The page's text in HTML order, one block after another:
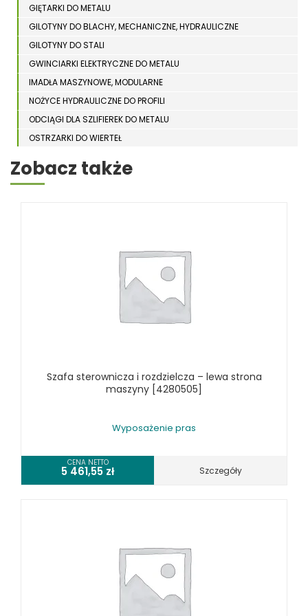
GIĘTARKI DO METALU
GILOTYNY DO BLACHY, MECHANICZNE, HYDRAULICZNE
GILOTYNY DO STALI
GWINCIARKI ELEKTRYCZNE DO METALU
IMADŁA MASZYNOWE, MODULARNE
NOŻYCE HYDRAULICZNE DO PROFILI
ODCIĄGI DLA SZLIFIEREK DO METALU
OSTRZARKI DO WIERTEŁ
PIŁY TAŚMOWE DO METALU
SZLIFIERKI DO METALU, PŁASZCZYZN
WIERTARKI KOLUMNOWE, SŁUPOWE, STOŁOWE
WYKRAWARKI DO BLACHY, PNEUMATYCZNE
ZAGINARKI DO BLACHY, MECHANICZNE
ŻŁOBIARKI DO BLACHY
WYPOSAŻENIE GIĘTAREK
WYPOSAŻENIE GWINCIAREK
WYPOSAŻENIE ODCIĄGÓW MASZYN DO METALU
Zobacz także
Szafa sterownicza i rozdzielcza – lewa strona
maszyny [4280505]
Wyposażenie pras
CENA NETTO
5 461,55 zł Szczegóły